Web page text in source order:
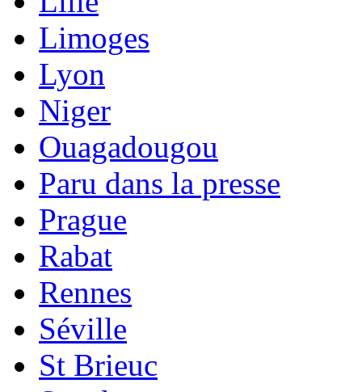
Limoges
Lyon
Niger
Ouagadougou
Paru dans la presse
Prague
Rabat
Rennes
Séville
St Brieuc